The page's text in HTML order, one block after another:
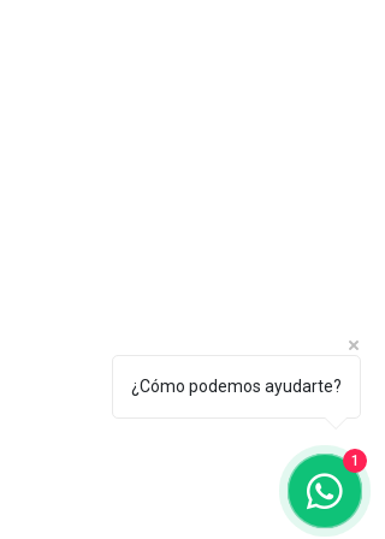
¿Cómo podemos ayudarte?
1